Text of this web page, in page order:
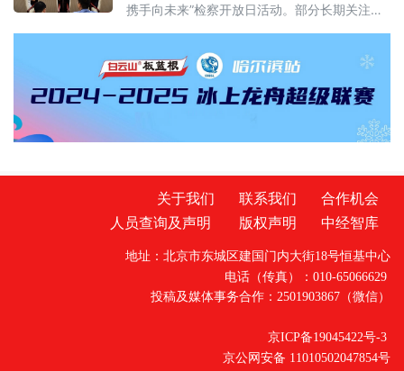
须“亮证”《网络餐饮服务经营者落实食品安全主
携手向未来”检察开放日活动。部分长期关注未
政协委员、人民监督员以及石家庄市第二中学
师生、家长代表等50余人应邀走进省检察院，
直观了解检察工作，共同交流未成年人保护举
措。省检察院党组成员、副检察长任国强参加
开放日活动，并主持座谈交流会。据介绍，近
关于我们 联系我们
合作机会
人员查询及声明
版权声明 中经智库
地址：北京市东城区建国门内大街18号恒基中心
电话（传真）：010-65066629
投稿及媒体事务合作：2501903867（微信）
京ICP备19045422号-3
京公网安备 11010502047854号